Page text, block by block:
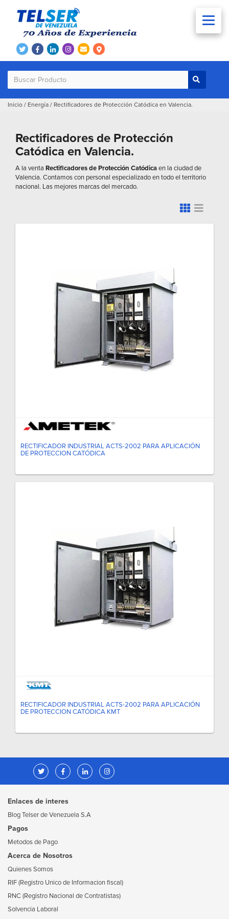
Inicio / Energía / Rectificadores de Protección Catódica en Valencia.
Rectificadores de Protección
Catódica en Valencia.
A la venta Rectificadores de Protección Catódicaen la ciudad de
Valencia. Contamos con personal especializado en todo el territorio
nacional. Las mejores marcas del mercado.
RECTIFICADOR INDUSTRIAL ACTS-2002 PARA APLICACIÓN
DE PROTECCION CATÓDICA
RECTIFICADOR INDUSTRIAL ACTS-2002 PARA APLICACIÓN
DE PROTECCION CATÓDICA KMT
Enlaces de interes
Blog Telser de Venezuela S.A
Pagos
Metodos de Pago
Acerca de Nosotros
Quienes Somos
RIF (Registro Unico de Informacion fiscal)
RNC (Registro Nacional de Contratistas)
Solvencia Laboral